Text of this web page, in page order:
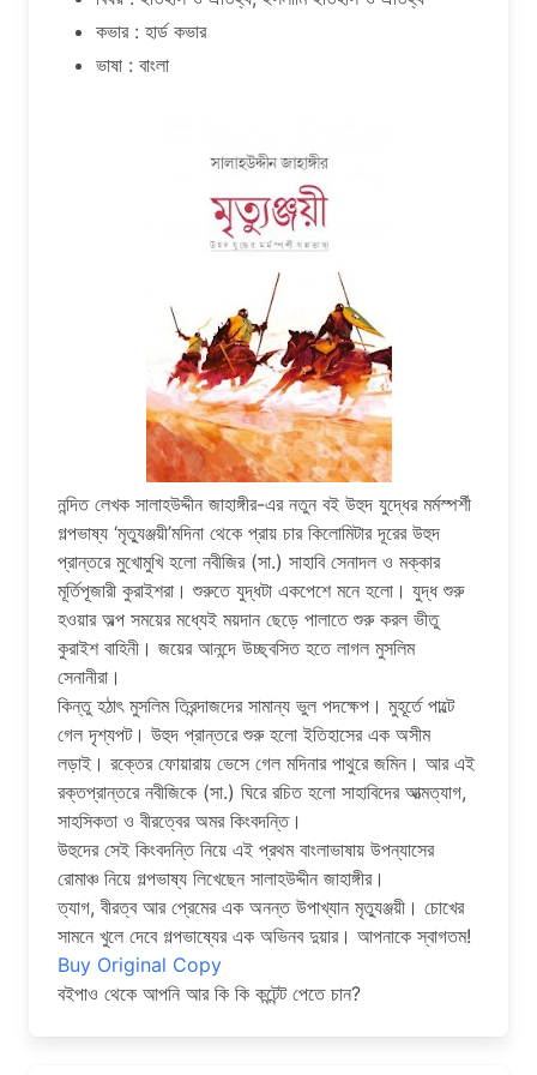
কভার : হার্ড কভার
ভাষা : বাংলা
নন্দিত লেখক সালাহউদ্দীন জাহাঙ্গীর-এর নতুন বই উহুদ যুদ্ধের মর্মস্পর্শী
গল্পভাষ্য ‘মৃত্যুঞ্জয়ী’মদিনা থেকে প্রায় চার কিলোমিটার দূরের উহুদ
প্রান্তরে মুখোমুখি হলো নবীজির (সা.) সাহাবি সেনাদল ও মক্কার
মূর্তিপূজারী কুরাইশরা। শুরুতে যুদ্ধটা একপেশে মনে হলো। যুদ্ধ শুরু
হওয়ার অল্প সময়ের মধ্যেই ময়দান ছেড়ে পালাতে শুরু করল ভীতু
কুরাইশ বাহিনী। জয়ের আনন্দে উচ্ছ্বসিত হতে লাগল মুসলিম
সেনানীরা।
কিন্তু হঠাৎ মুসলিম তিরন্দাজদের সামান্য ভুল পদক্ষেপ। মুহূর্তে পাল্টে
গেল দৃশ্যপট। উহুদ প্রান্তরে শুরু হলো ইতিহাসের এক অসীম
লড়াই। রক্তের ফোয়ারায় ভেসে গেল মদিনার পাথুরে জমিন। আর এই
রক্তপ্রান্তরে নবীজিকে (সা.) ঘিরে রচিত হলো সাহাবিদের আত্মত্যাগ,
সাহসিকতা ও বীরত্বের অমর কিংবদন্তি।
উহুদের সেই কিংবদন্তি নিয়ে এই প্রথম বাংলাভাষায় উপন্যাসের
রোমাঞ্চ নিয়ে গল্পভাষ্য লিখেছেন সালাহউদ্দীন জাহাঙ্গীর।
ত্যাগ, বীরত্ব আর প্রেমের এক অনন্ত উপাখ্যান মৃত্যুঞ্জয়ী। চোখের
সামনে খুলে দেবে গল্পভাষ্যের এক অভিনব দুয়ার। আপনাকে স্বাগতম!
Buy Original Copy
বইপাও থেকে আপনি আর কি কি কন্টেন্ট পেতে চান?